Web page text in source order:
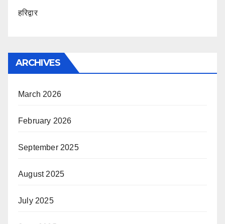
हरिद्वार
ARCHIVES
March 2026
February 2026
September 2025
August 2025
July 2025